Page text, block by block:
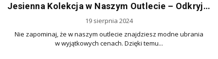
Jesienna Kolekcja w Naszym Outlecie – Odkryj Styl na Chłodniejsze Dni!
19 sierpnia 2024
Nie zapominaj, że w naszym outlecie znajdziesz modne ubrania
w wyjątkowych cenach. Dzięki temu...